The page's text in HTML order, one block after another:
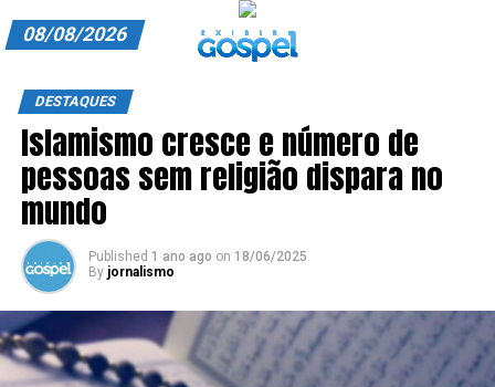
ANUNCIE CONOSCO
ASSINE
CARRINHO
EDITORIAL
ENTREVISTAS
EXPEDIENTE
08/08/2026
DESTAQUES
Islamismo cresce e número de
pessoas sem religião dispara no
mundo
Published 1 ano ago on 18/06/2025
By jornalismo